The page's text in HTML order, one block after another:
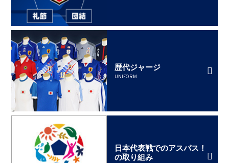
歴代ジャージ
UNIFORM
日本代表戦でのアスパス！
の取り組み